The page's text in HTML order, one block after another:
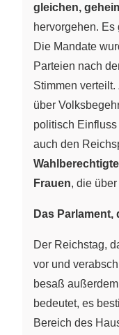
gleichen,
hervorgehen.
Die Mandate
Parteien nach
Stimmen
über
politisch
auch den
Frauen, die
Das Parlament,
Der Reichstag,
vor und
besaß
bedeutet, es
Bereich des